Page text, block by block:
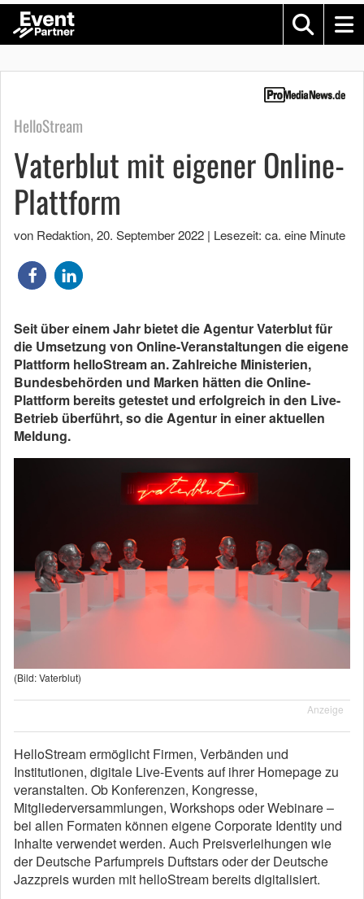
HelloStream
Vaterblut mit eigener Online-
Plattform
von Redaktion, 20. September 2022 | Lesezeit: ca. eine Minute
Seit über einem Jahr bietet die Agentur Vaterblut für
die Umsetzung von Online-Veranstaltungen die eigene
Plattform helloStream an. Zahlreiche Ministerien,
Bundesbehörden und Marken hätten die Online-
Plattform bereits getestet und erfolgreich in den Live-
Betrieb überführt, so die Agentur in einer aktuellen
Meldung.
(Bild: Vaterblut)
Anzeige
HelloStream ermöglicht Firmen, Verbänden und
Institutionen, digitale Live-Events auf ihrer Homepage zu
veranstalten. Ob Konferenzen, Kongresse,
Mitgliederversammlungen, Workshops oder Webinare –
bei allen Formaten können eigene Corporate Identity und
Inhalte verwendet werden. Auch Preisverleihungen wie
der Deutsche Parfumpreis Duftstars oder der Deutsche
Jazzpreis wurden mit helloStream bereits digitalisiert.